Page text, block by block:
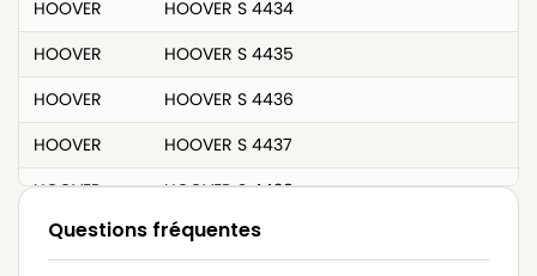
HOOVER
HOOVER S 4434
HOOVER
HOOVER S 4435
HOOVER
HOOVER S 4436
HOOVER
HOOVER S 4437
HOOVER
HOOVER S 4438
HOOVER
HOOVER S 4478
Questions fréquentes